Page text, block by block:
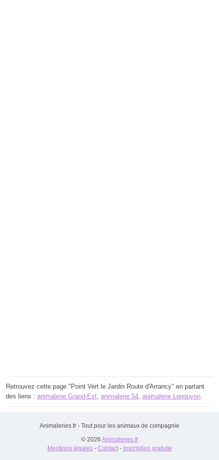
Retrouvez cette page "Point Vert le Jardin Route d'Arrancy" en partant
des liens : animalerie Grand-Est animalerie 54 animalerie Longuyon
Animaleries.fr - Tout pour les animaux de compagnie
© 2026 Animaleries.fr
Mentions légales- Contact- Inscription gratuite